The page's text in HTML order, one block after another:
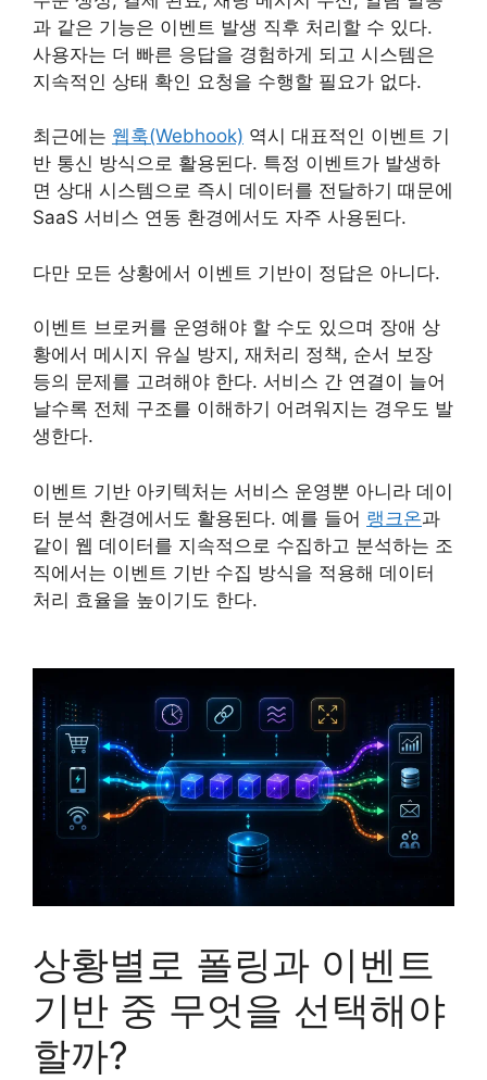
과 같은 기능은 이벤트 발생 직후 처리할 수 있다.
사용자는 더 빠른 응답을 경험하게 되고 시스템은
지속적인 상태 확인 요청을 수행할 필요가 없다.
최근에는 웹훅(Webhook) 역시 대표적인 이벤트 기
반 통신 방식으로 활용된다. 특정 이벤트가 발생하
면 상대 시스템으로 즉시 데이터를 전달하기 때문에
SaaS 서비스 연동 환경에서도 자주 사용된다.
다만 모든 상황에서 이벤트 기반이 정답은 아니다.
이벤트 브로커를 운영해야 할 수도 있으며 장애 상
황에서 메시지 유실 방지, 재처리 정책, 순서 보장
등의 문제를 고려해야 한다. 서비스 간 연결이 늘어
날수록 전체 구조를 이해하기 어려워지는 경우도 발
생한다.
이벤트 기반 아키텍처는 서비스 운영뿐 아니라 데이
터 분석 환경에서도 활용된다. 예를 들어 랭크온과
같이 웹 데이터를 지속적으로 수집하고 분석하는 조
직에서는 이벤트 기반 수집 방식을 적용해 데이터
처리 효율을 높이기도 한다.
상황별로 폴링과 이벤트
기반 중 무엇을 선택해야
할까?